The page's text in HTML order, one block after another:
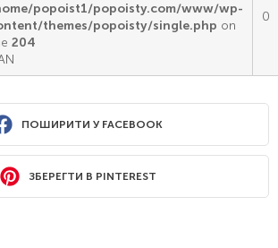
popoist1/popoisty.com/www/wp-
themes/popoisty/single.php on
204
0
ПОШИРИТИ У FACEBOOK
ЗБЕРЕГТИ В PINTEREST